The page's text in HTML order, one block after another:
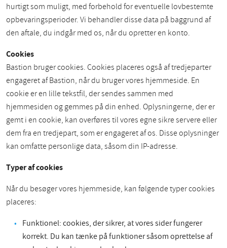
hurtigt som muligt, med forbehold for eventuelle lovbestemte
opbevaringsperioder. Vi behandler disse data på baggrund af
den aftale, du indgår med os, når du opretter en konto.
Cookies
Bastion bruger cookies. Cookies placeres også af tredjeparter
engageret af Bastion, når du bruger vores hjemmeside. En
cookie er en lille tekstfil, der sendes sammen med
hjemmesiden og gemmes på din enhed. Oplysningerne, der er
gemt i en cookie, kan overføres til vores egne sikre servere eller
dem fra en tredjepart, som er engageret af os. Disse oplysninger
kan omfatte personlige data, såsom din IP-adresse.
Typer af cookies
Når du besøger vores hjemmeside, kan følgende typer cookies
placeres:
Funktionel: cookies, der sikrer, at vores sider fungerer
korrekt. Du kan tænke på funktioner såsom oprettelse af